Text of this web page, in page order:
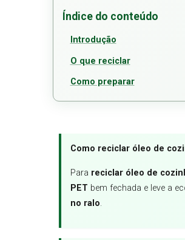
Índice do conteúdo
Introdução
O que reciclar
Como preparar
Como reciclar óleo de
Para reciclar óleo de
PET bem fechada e leve a
no ralo.